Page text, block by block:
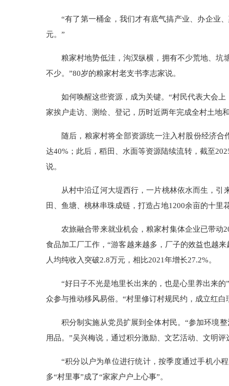
“有了第一桶金，我们才有底气搞产业、办企业
元。”
粮家村地势低洼，沟汊纵横，拥有不少荒地、坑
不少。”80岁的粮家村老支书李志家说。
如何唤醒这些资源，成为关键。“村民代表大会
家挨户走访、测绘、登记，历时近两年完成全村土地
随后，粮家村将全部资源统一注入村股份经济
达40%；此后，稻田、水面等资源陆续流转，截至
说。
从村中沿辽河大堤西行，一片桃林依水而生，
田、鱼塘、桃林串珠成链，打造占地1200余亩的十
农旅融合带来就业机会，粮家村集体企业已带动
食品加工厂工作，“游客越来越多，厂子的效益也越
人均纯收入突破2.8万元，相比2021年增长27.2%。
“好日子不光是地里长出来的，也是心里养出来
众参与推动移风易俗。“村里修订村规民约，成立红
积分制实施从党员扩展到全体村民。“参加环境
用品。”吴兴梅说，通过积分激励、文艺活动、文明
“积分以户为单位进行统计，按季度通过手机小
多“村里事”成了“家家户户上心事”。